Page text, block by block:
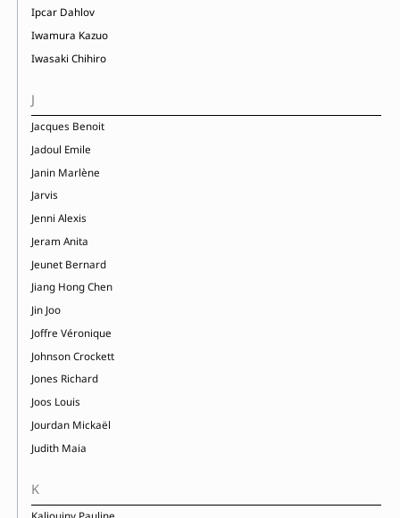
Ipcar Dahlov
Iwamura Kazuo
Iwasaki Chihiro
J
Jacques Benoit
Jadoul Emile
Janin Marlène
Jarvis
Jenni Alexis
Jeram Anita
Jeunet Bernard
Jiang Hong Chen
Jin Joo
Joffre Véronique
Johnson Crockett
Jones Richard
Joos Louis
Jourdan Mickaël
Judith Maia
K